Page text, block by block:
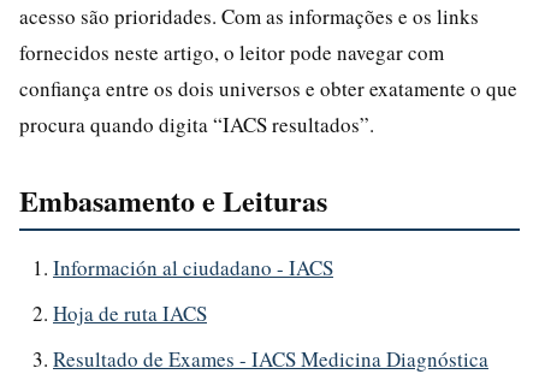
acesso são prioridades. Com as informações e os links
fornecidos neste artigo, o leitor pode navegar com
confiança entre os dois universos e obter exatamente o que
procura quando digita “IACS resultados”.
Embasamento e Leituras
Información al ciudadano - IACS
Hoja de ruta IACS
Resultado de Exames - IACS Medicina Diagnóstica